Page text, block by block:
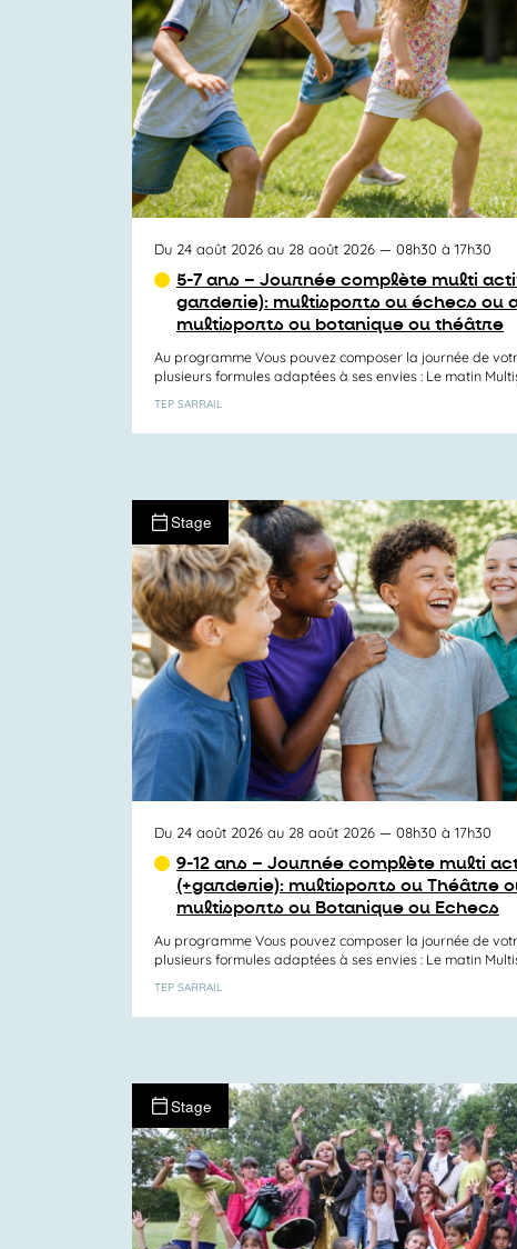
Activités
Du 24 août 2026 au 28 août 2026 — 08h30 à 17h30
5-7 ans – Journée complète multi
garderie): multisports ou échecs ou
multisports ou botanique ou théâtre
Au programme Vous pouvez composer la journée de
plusieurs formules adaptées à ses envies : Le matin
TEP SARRAIL
Stage
Du 24 août 2026 au 28 août 2026 — 08h30 à 17h30
9-12 ans – Journée complète multi
(+garderie): multisports ou Théâtre
multisports ou Botanique ou Echecs
Au programme Vous pouvez composer la journée de
plusieurs formules adaptées à ses envies : Le matin
TEP SARRAIL
Stage